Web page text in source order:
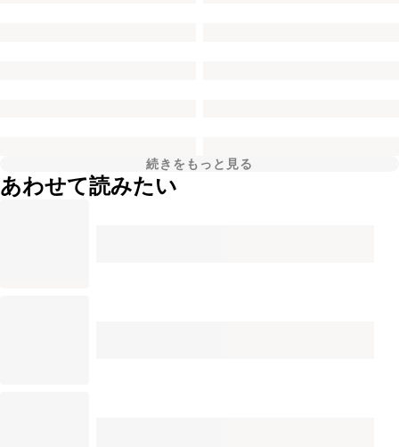
続きをもっと見る
あわせて読みたい